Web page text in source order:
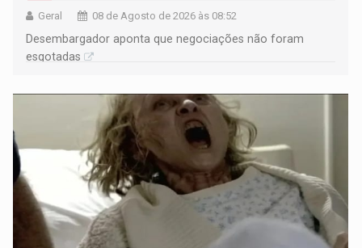
Geral 08 de Agosto de 2026 às 08:52
Desembargador aponta que negociações não foram
esgotadas